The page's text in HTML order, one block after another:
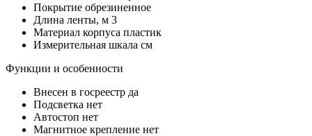
Покрытие обрезиненное
Длина ленты, м 3
Материал корпуса пластик
Измерительная шкала см
Функции и особенности
Внесен в госреестр да
Подсветка нет
Автостоп нет
Магнитное крепление нет